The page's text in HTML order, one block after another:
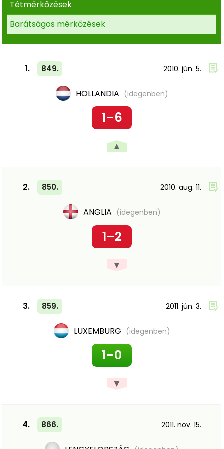
Tétmérkőzések
Barátságos mérkőzések
1. 849. 2010. jún. 5.
HOLLANDIA (idegenben)
1–6
▲
2. 850. 2010. aug. 11.
ANGLIA (idegenben)
1–2
▼
3. 859. 2011. jún. 3.
LUXEMBURG (idegenben)
1–0
▼
4. 866. 2011. nov. 15.